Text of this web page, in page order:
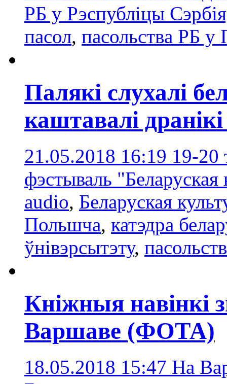
РБ у Рэспубліцы
пасол, пасольствa РБ
Палякі слухалі
каштавалі
21.05.2018 16:19 19-20
фэстываль
audio, Беларуская
Польшча, катэдра
ўнівэрсытэту,
Кніжныя навінкі
Варшаве (ФОТА)
18.05.2018 15:47 На